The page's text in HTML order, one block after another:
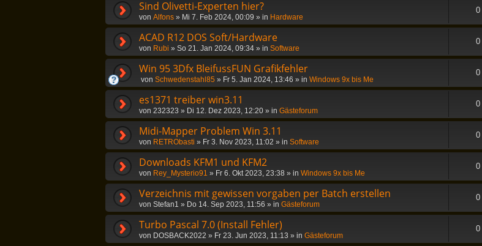
Sind Olivetti-Experten hier?
von Alfons » Mi 7. Feb 2024, 00:09 » in Hardware
0
ACAD R12 DOS Soft/Hardware
von Rubi » So 21. Jan 2024, 09:34 » in Software
0
Win 95 3Dfx BleifussFUN Grafikfehler
von Schwedenstahl85 » Fr 5. Jan 2024, 13:46 » in Windows 9x bis Me
0
es1371 treiber win3.11
von 232323 » Di 12. Dez 2023, 12:20 » in Gästeforum
0
Midi-Mapper Problem Win 3.11
von RETRObasti » Fr 3. Nov 2023, 11:02 » in Software
0
Downloads KFM1 und KFM2
von Rey_Mysterio91 » Fr 6. Okt 2023, 23:38 » in Windows 9x bis Me
0
Verzeichnis mit gewissen vorgaben per Batch erstellen
von Stefan1 » Do 14. Sep 2023, 11:56 » in Gästeforum
0
Turbo Pascal 7.0 (Install Fehler)
von DOSBACK2022 » Fr 23. Jun 2023, 11:13 » in Gästeforum
0